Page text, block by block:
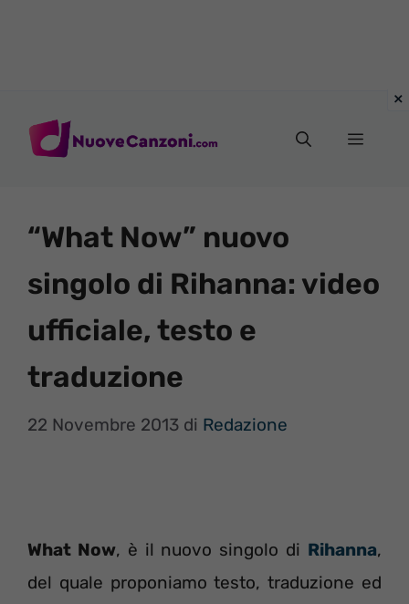
Menu
“What Now” nuovo
singolo di Rihanna: video
ufficiale, testo e
traduzione
22 Novembre 2013 di Redazione
What Now, è il nuovo singolo di Rihanna,
del quale proponiamo testo, traduzione ed